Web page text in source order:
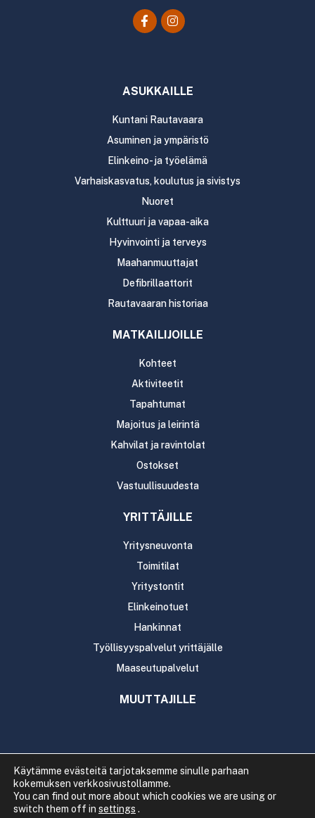
ASUKKAILLE
Kuntani Rautavaara
Asuminen ja ympäristö
Elinkeino- ja työelämä
Varhaiskasvatus, koulutus ja sivistys
Nuoret
Kulttuuri ja vapaa-aika
Hyvinvointi ja terveys
Maahanmuuttajat
Defibrillaattorit
Rautavaaran historiaa
MATKAILIJOILLE
Kohteet
Aktiviteetit
Tapahtumat
Majoitus ja leirintä
Kahvilat ja ravintolat
Ostokset
Vastuullisuudesta
YRITTÄJILLE
Yritysneuvonta
Toimitilat
Yritystontit
Elinkeinotuet
Hankinnat
Työllisyyspalvelut yrittäjälle
Maaseutupalvelut
MUUTTAJILLE
Copyright 2020 Rautavaaran kunta
TietosuojaSaavutettavuus
Käytämme evästeitä tarjotaksemme sinulle parhaan
kokemuksen verkkosivustollamme.
You can find out more about which cookies we are using or
switch them off in settings .